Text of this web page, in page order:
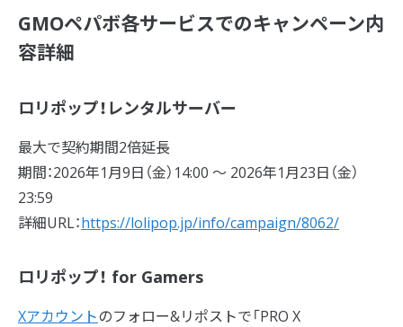
GMOペパボ各サービスでのキャンペーン内
容詳細
ロリポップ！レンタルサーバー
最大で契約期間2倍延長
期間：2026年1月9日（金）14:00 〜 2026年1月23日（金）
23:59
詳細URL：https://lolipop.jp/info/campaign/8062/
ロリポップ！ for Gamers
Xアカウントのフォロー&リポストで「PRO X